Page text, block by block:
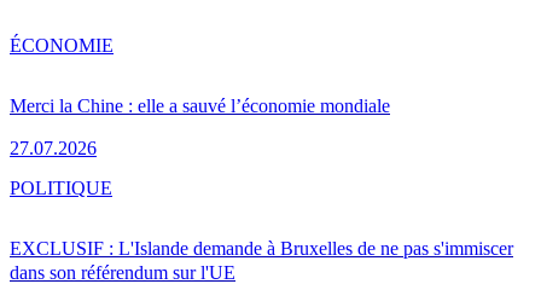
Merci la Chine : elle a sauvé l’économie mondiale
27.07.2026
ÉCONOMIE
EXCLUSIF : L'Islande demande à Bruxelles de ne pas s'immiscer
dans son référendum sur l'UE
POLITIQUE